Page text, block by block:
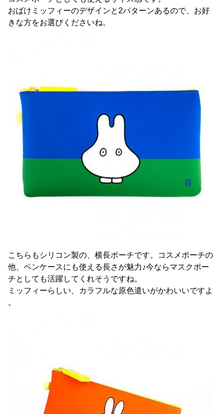
おばけミッフィーのデザインと2パターンあるので、お好
きな方をお選びくださいね。
こちらもシリコン製の、横長ポーチです。コスメポーチの
他、ペンケースにも使える長さが魅力♪今ならマスクポー
チとしても活躍してくれそうですね。
ミッフィーらしい、カラフルな原色遣いがかわいいですよ
。